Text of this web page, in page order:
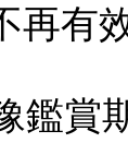
再有
鑑賞